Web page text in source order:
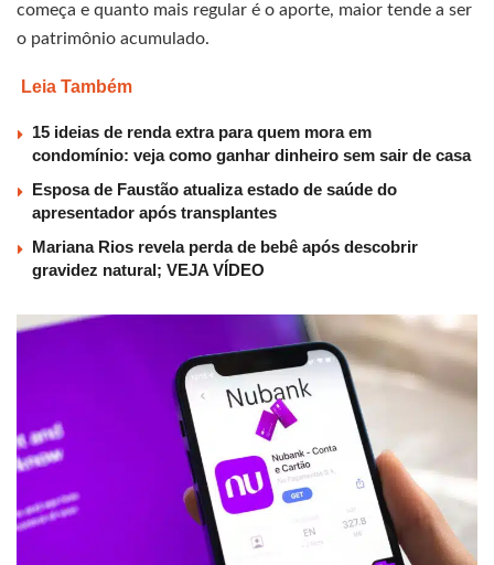
começa e quanto mais regular é o aporte, maior tende a ser
o patrimônio acumulado.
Leia Também
15 ideias de renda extra para quem mora em
condomínio: veja como ganhar dinheiro sem sair de casa
Esposa de Faustão atualiza estado de saúde do
apresentador após transplantes
Mariana Rios revela perda de bebê após descobrir
gravidez natural; VEJA VÍDEO